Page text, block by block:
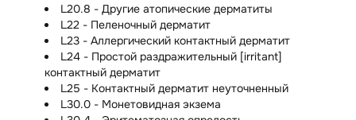
L20.8 - Другие атопические дерматиты
L22 - Пеленочный дерматит
L23 - Аллергический контактный дерматит
L24 - Простой раздражительный [irritant]
контактный дерматит
L25 - Контактный дерматит неуточненный
L30.0 - Монетовидная экзема